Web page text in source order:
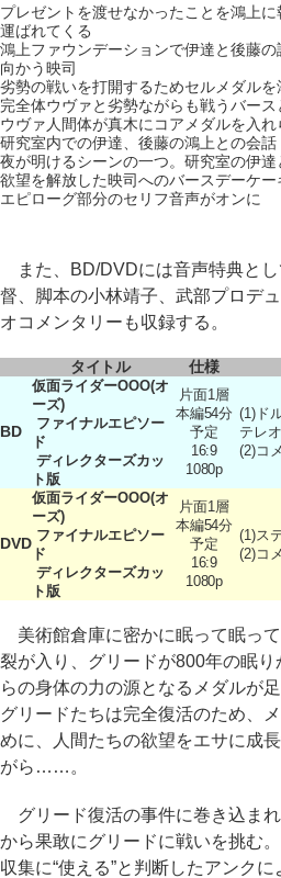
プレゼントを渡せなかったことを鴻上
運ばれてくる
鴻上ファウンデーションで伊達と後藤
向かう映司
劣勢の戦いを打開するためセルメダルを
完全体ウヴァと劣勢ながらも戦うバー
ウヴァ人間体が真木にコアメダルを入れ
研究室内での伊達、後藤の鴻上との会話
夜が明けるシーンの一つ。研究室の伊達
欲望を解放した映司へのバースデーケ
エピローグ部分のセリフ音声がオンに
また、BD/DVDには音声特典と
督、脚本の小林靖子、武部プロデ
オコメンタリーも収録する。
タイトル 仕様
BD
仮面ライダーOOO(オ
ーズ)
ファイナルエピソー
ド
ディレクターズカッ
ト版
片面1層
本編54分
予定
16:9
1080p
(1)ド
テレオ
(2)コ
DVD
仮面ライダーOOO(オ
ーズ)
ファイナルエピソー
ド
ディレクターズカッ
ト版
片面1層
本編54分
予定
16:9
1080p
(1)ス
(2)コ
美術館倉庫に密かに眠って眠っ
裂が入り、グリードが800年の眠
らの身体の力の源となるメダルが
グリードたちは完全復活のため、
めに、人間たちの欲望をエサに成
がら……。
グリード復活の事件に巻き込ま
から果敢にグリードに戦いを挑む
収集に“使える”と判断したアンク